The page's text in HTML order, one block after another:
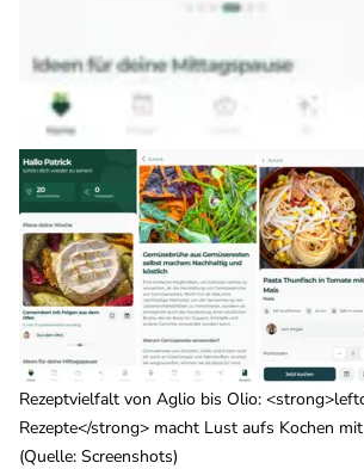
Rezeptvielfalt von Aglio bis Olio:
Rezepte</strong> macht Lust aufs Kochen
(Quelle: Screenshots)